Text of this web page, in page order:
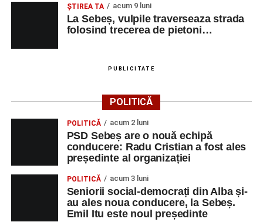
ŞTIREA TA acum 9 luni
La Sebeș, vulpile traverseaza strada
folosind trecerea de pietoni…
PUBLICITATE
POLITICĂ
POLITICĂ acum 2 luni
PSD Sebeș are o nouă echipă
conducere: Radu Cristian a fost ales
președinte al organizației
POLITICĂ acum 3 luni
Seniorii social-democrați din Alba și-
au ales noua conducere, la Sebeș.
Emil Itu este noul președinte